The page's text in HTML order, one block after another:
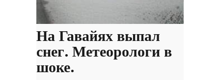
На Гавайях выпал
снег. Метеорологи в
шоке.